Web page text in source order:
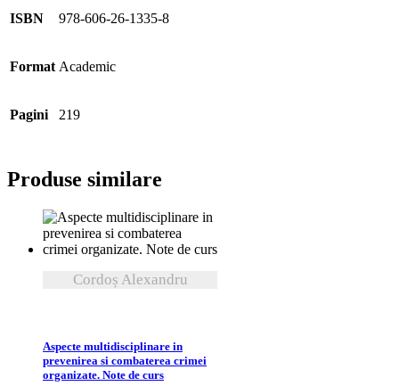
ISBN 978-606-26-1335-8
Format Academic
Pagini 219
Produse similare
Cordoș Alexandru
Aspecte multidisciplinare in
prevenirea si combaterea crimei
organizate. Note de curs